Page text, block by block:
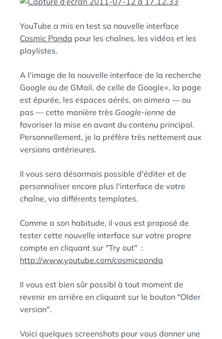
E
:
A
S
YouTube a mis en test sa nouvelle interface
Cosmic Panda pour les chaînes, les vidéos et les
playlistes.
A l'image de la nouvelle interface de la recherche
Google ou de GMail, de celle de Google+, la page
est épurée, les espaces aérés, on aimera — ou
pas — cette manière très Google-ienne de
favoriser la mise en avant du contenu principal.
Personnellement, je la préfère très nettement aux
versions antérieures.
Il vous sera désormais possible d'éditer et de
personnaliser encore plus l'interface de votre
chaîne, via différents templates.
Comme a son habitude, il vous est proposé de
tester cette nouvelle interface sur votre propre
compte en cliquant sur "Try out" :
http://www.youtube.com/cosmicpanda
Il vous est bien sûr possibl à tout moment de
revenir en arrière en cliquant sur le bouton "Older
version".
Voici quelques screenshots pour vous donner une